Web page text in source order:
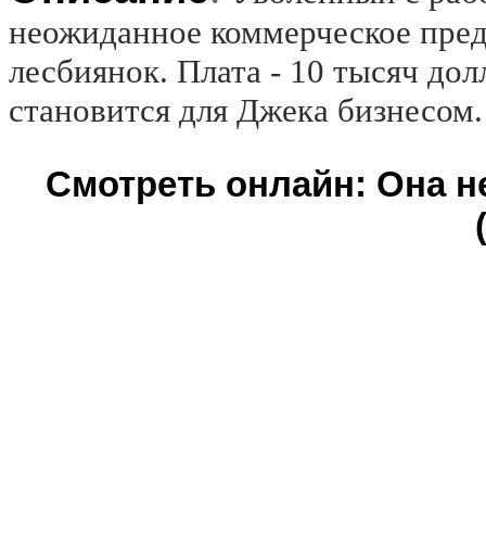
неожиданное коммерческое
лесбиянок. Плата - 10 тысяч
становится для Джека
Смотреть онлайн: Она